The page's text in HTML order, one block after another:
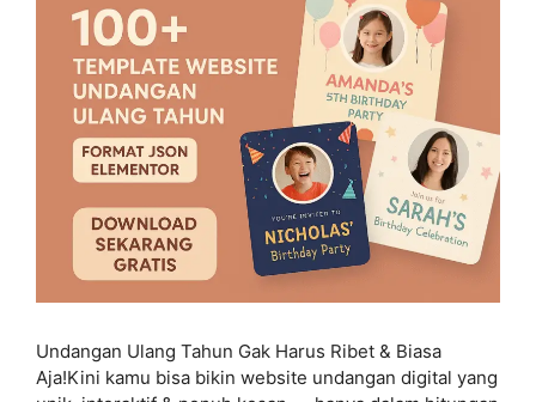
Undangan Ulang Tahun Gak Harus Ribet & Biasa
Aja!Kini kamu bisa bikin website undangan digital yang